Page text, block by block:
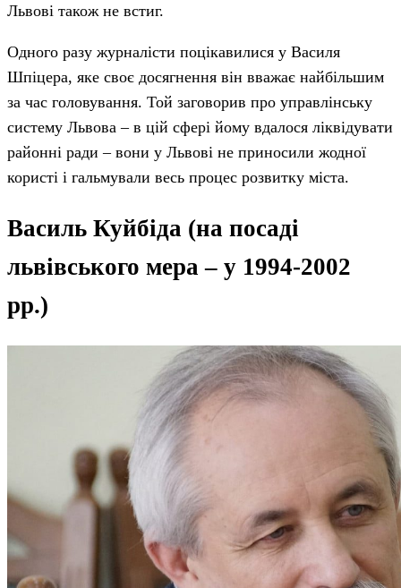
Львові також не встиг.
Одного разу журналісти поцікавилися у Василя
Шпіцера, яке своє досягнення він вважає найбільшим
за час головування. Той заговорив про управлінську
систему Львова – в цій сфері йому вдалося ліквідувати
районні ради – вони у Львові не приносили жодної
користі і гальмували весь процес розвитку міста.
Василь Куйбіда (на посаді
львівського мера – у 1994-2002
рр.)